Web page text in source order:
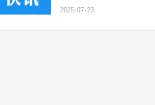
2025-07-23